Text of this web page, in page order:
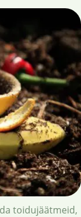
toidujäätmeid,